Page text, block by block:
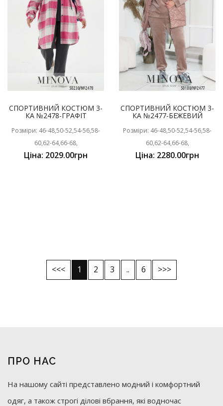
СПОРТИВНИЙ КОСТЮМ 3-
КА №2478-ГРАФІТ
Розміри: 46-48,50-52,54-56,58-
60,62-64,66-68,
Ціна: 2029.00грн
СПОРТИВНИЙ КОСТЮМ 3-
КА №2477-БЕЖЕВИЙ
Розміри: 46-48,50-52,54-56,58-
60,62-64,66-68,
Ціна: 2280.00грн
<<< 1 2 3 .. 6 >>>
ПРО НАС
На нашому сайті представлено модний і комфортний
одяг, а також строгі ділові вбрання, які водночас